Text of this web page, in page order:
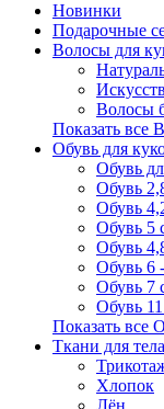
Новинки
Подарочные
Волосы для
Волосы
Показать все
Обувь для
Обувь
Обувь
Обувь
Обувь 5
Обувь
Обувь 6
Обувь 7
Обувь
Показать все
Ткани для
Хлопок
Лён